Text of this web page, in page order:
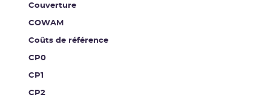
Couverture
COWAM
Coûts de référence
CP0
CP1
CP2